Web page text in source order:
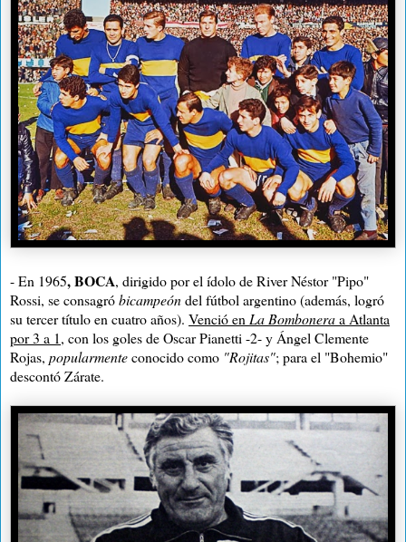
- En 1965, BOCA, dirigido por el ídolo de River Néstor "Pipo"
Rossi, se consagróbicampeóndel fútbol argentino (además, logró
su tercer título en cuatro años). Venció en La Bomboneraa Atlanta
por 3 a 1, con los goles de Oscar Pianetti -2- y Ángel Clemente
Rojas, popularmenteconocido como "Rojitas"; para el "Bohemio"
descontó Zárate.